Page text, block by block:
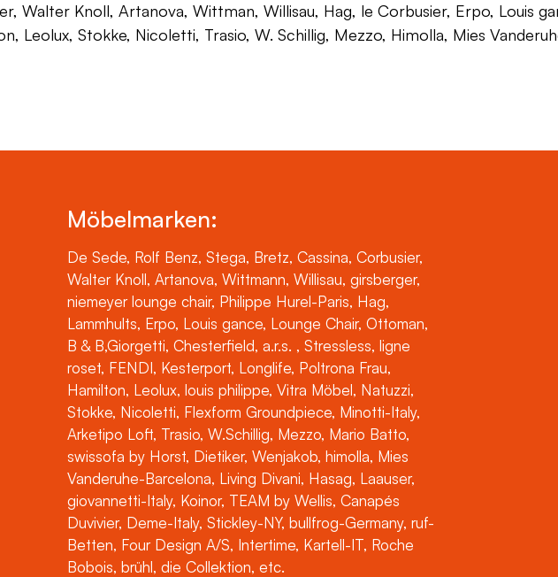
Walter Knoll, Artanova, Wittman, Willisau, Hag, le Corbusier, Erpo, Louis
Leolux, Stokke, Nicoletti, Trasio, W. Schillig, Mezzo, Himolla, Mies
Möbelmarken:
De Sede, Rolf Benz, Stega, Bretz, Cassina, Corbusier,
Walter Knoll, Artanova, Wittmann, Willisau, girsberger,
niemeyer lounge chair, Philippe Hurel-Paris, Hag,
Lammhults, Erpo, Louis gance, Lounge Chair, Ottoman,
B & B,Giorgetti, Chesterfield, a.r.s. , Stressless, ligne
roset, FENDI, Kesterport, Longlife, Poltrona Frau,
Hamilton, Leolux, louis philippe, Vitra Möbel, Natuzzi,
Stokke, Nicoletti, Flexform Groundpiece, Minotti-Italy,
Arketipo Loft, Trasio, W.Schillig, Mezzo, Mario Batto,
swissofa by Horst, Dietiker, Wenjakob, himolla, Mies
Vanderuhe-Barcelona, Living Divani, Hasag, Laauser,
giovannetti-Italy, Koinor, TEAM by Wellis, Canapés
Duvivier, Deme-Italy, Stickley-NY, bullfrog-Germany, ruf-
Betten, Four Design A/S, Intertime, Kartell-IT, Roche
Bobois, brühl, die Collektion, etc.